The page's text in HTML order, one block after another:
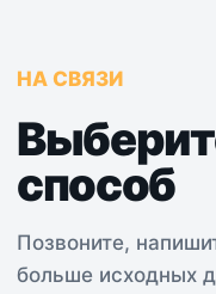
НА СВЯЗИ
способ
Позвоните,
больше исходных